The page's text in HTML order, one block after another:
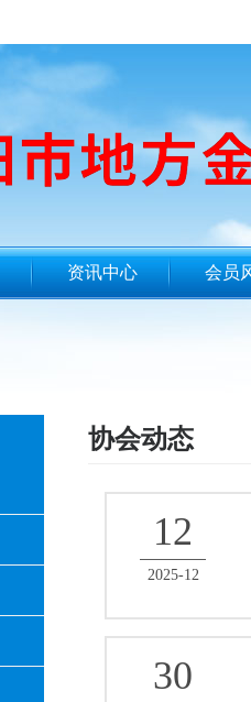
资讯中心 会员
协会动态
12
2025-12
30